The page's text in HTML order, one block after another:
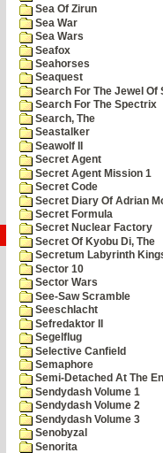
Sea Of Zirun
Sea War
Sea Wars
Seafox
Seahorses
Seaquest
Search For The Jewel Of
Search For The Spectrix
Search, The
Seastalker
Seawolf II
Secret Agent
Secret Agent Mission 1
Secret Code
Secret Diary Of Adrian
Secret Formula
Secret Nuclear Factory
Secret Of Kyobu Di, The
Secretum Labyrinth
Sector 10
Sector Wars
See-Saw Scramble
Seeschlacht
Sefredaktor II
Segelflug
Selective Canfield
Semaphore
Semi-Detached At The
Sendydash Volume 1
Sendydash Volume 2
Sendydash Volume 3
Senobyzal
Senorita